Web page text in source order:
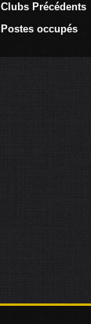
Clubs Précédents
Postes occupés